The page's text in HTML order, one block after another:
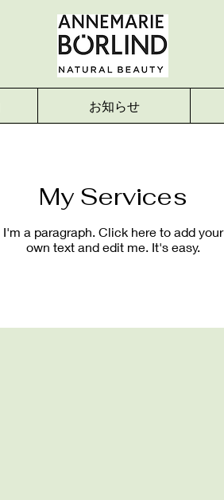
お知らせ
My Services
I'm a paragraph. Click here to add your
own text and edit me. It's easy.